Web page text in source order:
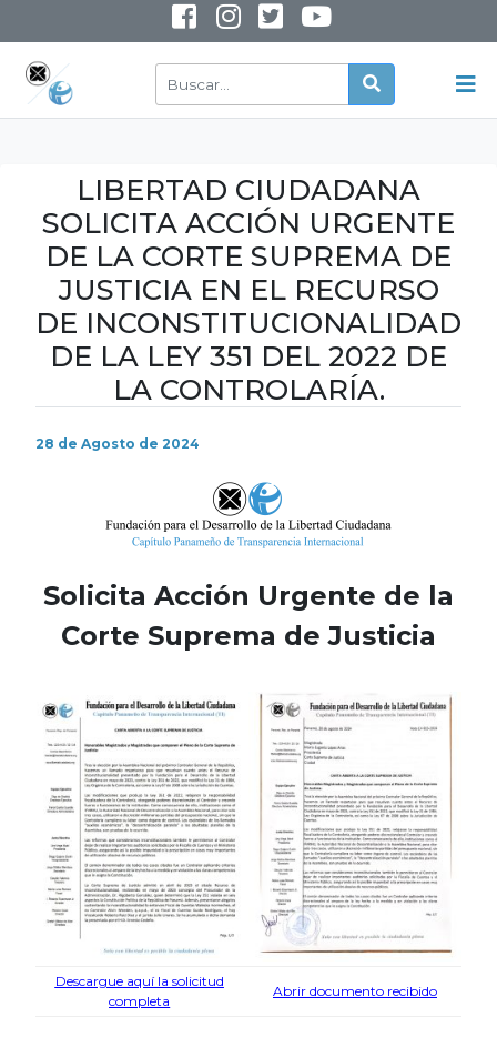
LIBERTAD CIUDADANA
SOLICITA ACCIÓN URGENTE
DE LA CORTE SUPREMA DE
JUSTICIA EN EL RECURSO
DE INCONSTITUCIONALIDAD
DE LA LEY 351 DEL 2022 DE
LA CONTROLARÍA.
28 de Agosto de 2024
Solicita Acción Urgente de la
Corte Suprema de Justicia
Descargue aquí la solicitud
completa
Abrir documento recibido